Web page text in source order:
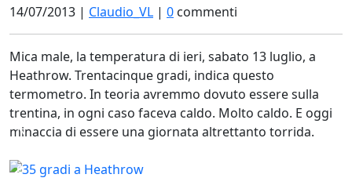
14/07/2013 | Claudio_VL | 0 commenti
Mica male, la temperatura di ieri, sabato 13 luglio, a
Heathrow. Trentacinque gradi, indica questo
termometro. In teoria avremmo dovuto essere sulla
trentina, in ogni caso faceva caldo. Molto caldo. E oggi
minaccia di essere una giornata altrettanto torrida.
N
e